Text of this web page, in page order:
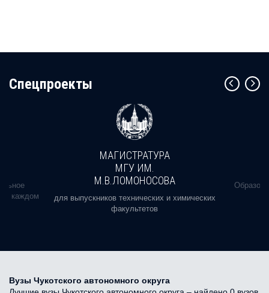
Cпецпроекты
в каждом
МАГИСТРАТУРА
МГУ ИМ.
М.В.ЛОМОНОСОВА
для выпускников технических и химических
факультетов
Вузы Чукотского автономного округа